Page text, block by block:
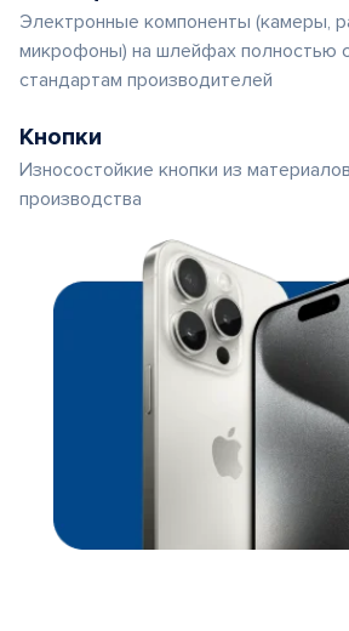
Электронные компоненты (камеры,
микрофоны) на шлейфах полностью
стандартам производителей
Кнопки
Износостойкие кнопки из
производства